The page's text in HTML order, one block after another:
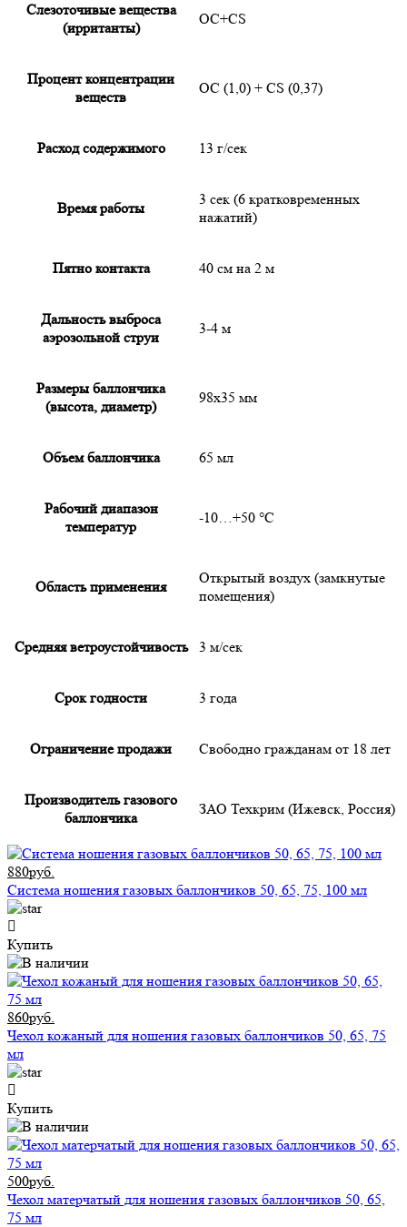
Слезоточивые вещества
(ирританты)
ОC+CS
Процент концентрации
веществ
ОС (1,0) + CS (0,37)
Расход содержимого 13 г/сек
Время работы
3 сек (6 кратковременных
нажатий)
Пятно контакта 40 см на 2 м
Дальность выброса
аэрозольной струи
3-4 м
Размеры баллончика
(высота, диаметр)
98x35 мм
Объем баллончика 65 мл
Рабочий диапазон
температур
-10…+50 °С
Область применения
Открытый воздух (замкнутые
помещения)
Средняя ветроустойчивость 3 м/сек
Срок годности 3 года
Ограничение продажи Свободно гражданам от 18 лет
Производитель газового
баллончика
ЗАО Техкрим (Ижевск, Россия)
880руб.
Система ношения газовых баллончиков 50, 65, 75, 100 мл
Купить
860руб.
Чехол кожаный для ношения газовых баллончиков 50, 65, 75
мл
Купить
500руб.
Чехол матерчатый для ношения газовых баллончиков 50, 65,
75 мл